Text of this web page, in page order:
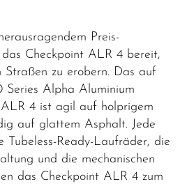
Preis-
Checkpoint ALR 4 bereit,
Straßen zu erobern. Das auf
Series Alpha Aluminium
4 ist agil auf holprigem
auf glattem Asphalt. Jede
Tubeless-Ready-Laufräder, die
und die mechanischen
das Checkpoint ALR 4 zum